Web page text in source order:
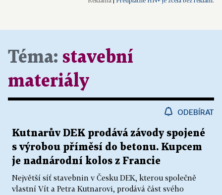
Téma: stavební
materiály
ODEBÍRAT
Kutnarův DEK prodává závody spojené
s výrobou příměsí do betonu. Kupcem
je nadnárodní kolos z Francie
Největší síť stavebnin v Česku DEK, kterou společně
vlastní Vít a Petra Kutnarovi, prodává část svého